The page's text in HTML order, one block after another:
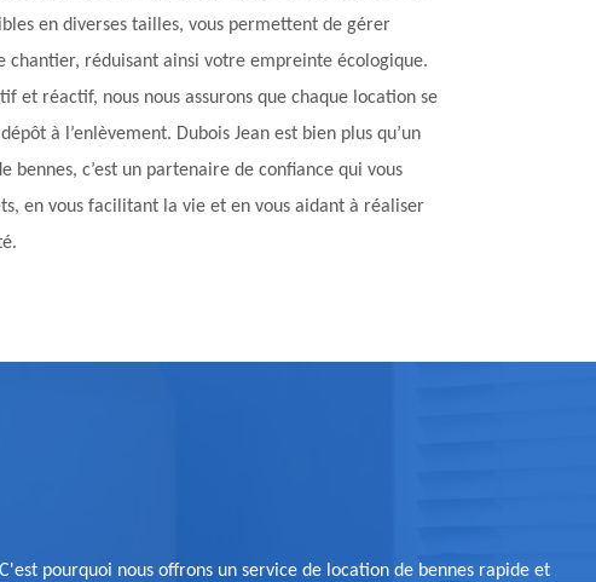
en diverses tailles, vous permettent de gérer
chantier, réduisant ainsi votre empreinte écologique.
et réactif, nous nous assurons que chaque location se
à l’enlèvement. Dubois Jean est bien plus qu’un
bennes, c’est un partenaire de confiance qui vous
en vous facilitant la vie et en vous aidant à réaliser
pourquoi nous offrons un service de location de bennes rapide et